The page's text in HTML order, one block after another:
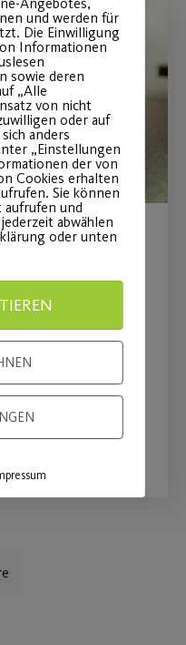
des Post
mit bei der
SV
und werden für
Die Einwilligung
Informationen
sowie deren
„Alle
von nicht
oder auf
anders
„Einstellungen
der von
Cookies erhalten
Sie können
aufrufen und
abwählen
oder unten